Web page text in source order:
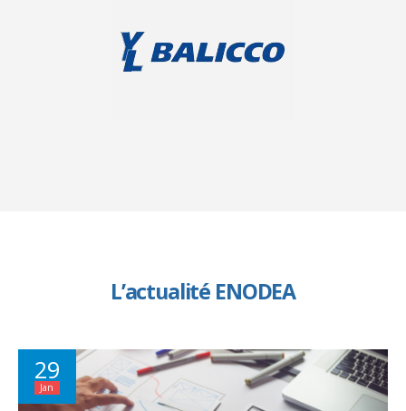
L’actualité ENODEA
29
Jan